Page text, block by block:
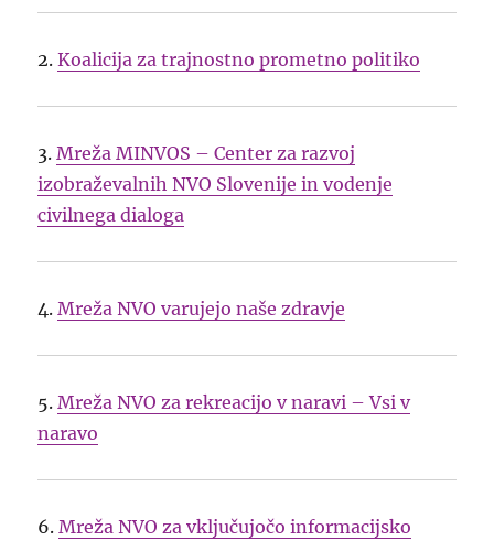
2.Koalicija za trajnostno prometno politiko
3.Mreža MINVOS – Center za razvoj
izobraževalnih NVO Slovenije in vodenje
civilnega dialoga
4.Mreža NVO varujejo naše zdravje
5.Mreža NVO za rekreacijo v naravi – Vsi v
naravo
6.Mreža NVO za vključujočo informacijsko